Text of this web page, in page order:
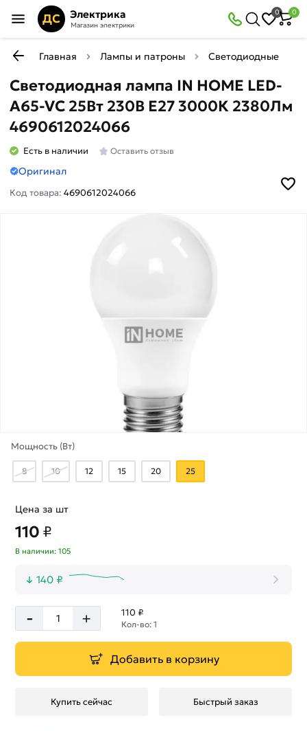
ДС Электрика
Магазин электрики
0 0
Главная Лампы и патроны Светодиодные (LED)
Светодиодная лампа IN HOME LED-
A65-VC 25Вт 230В Е27 3000К 2380Лм
4690612024066
Есть в наличии Оставить отзыв
Оригинал
Код товара:4690612024066
Мощность (Вт)
8 10 12 15 20 25
Цена за шт
110 ₽
В наличии: 105
140 ₽
- + 110 ₽
Кол-во: 1
Добавить в корзину
Купить сейчас Быстрый заказ